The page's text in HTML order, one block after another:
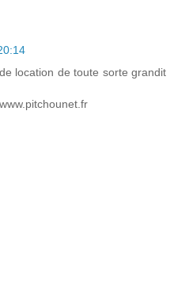
location de toute sorte grandit